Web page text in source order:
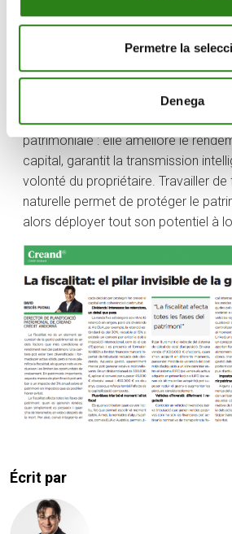
Permetre la
Denega
garantir une transmission efficiente
volontés familiales.
La fiscalité est un pilier central de la
patrimoniale : elle améliore le
capital, garantit la transmission
volonté du propriétaire. Travailler
naturelle permet de protéger le
alors déployer tout son potentiel à
Écrit par